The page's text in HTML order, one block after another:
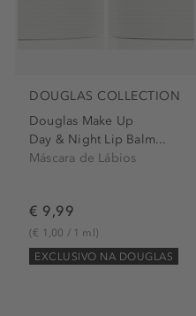
DOUGLAS COLLECTION
Douglas Make Up
Day & Night Lip Balm...
Máscara de Lábios
€ 9,99
(€ 1,00 / 1 ml)
EXCLUSIVO NA DOUGLAS